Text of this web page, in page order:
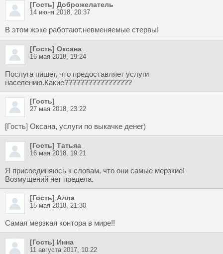
[Гость] Доброжелатель
14 июня 2018, 20:37
В этом жэке работают,невменяемые стервы!
[Гость] Оксана
16 мая 2018, 19:24
Послуга пишет, что предоставляет услуги
населению.Какие?????????????????
[Гость]
27 мая 2018, 23:22
[Гость] Оксана, услуги по выкачке денег)
[Гость] Татьяа
16 мая 2018, 19:21
Я присоединяюсь к словам, что они самые мерзкие!
Возмущений нет предела.
[Гость] Алла
15 мая 2018, 21:30
Самая мерзкая контора в мире!!
[Гость] Инна
11 августа 2017, 10:22